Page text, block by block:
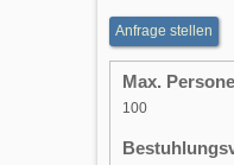
Anfrage stellen
Max.
100